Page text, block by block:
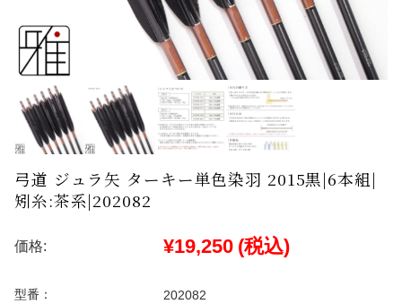
弓道 ジュラ矢 ターキー単色染羽 2015黒|6本組|
矧糸:茶系|202082
価格: ¥19,250 (税込)
型番：
202082